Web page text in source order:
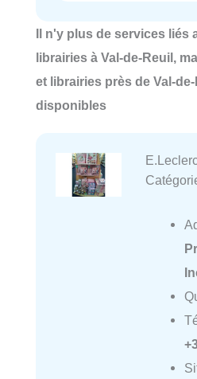
Il n'y plus de services liés
librairies à Val-de-Reuil,
et librairies près de Val-
disponibles